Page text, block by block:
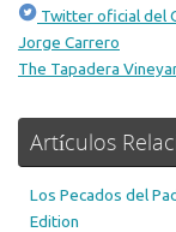
Twitter oficial del
Jorge Carrero
The Tapadera
Artículos
Los Pecados del
Edition